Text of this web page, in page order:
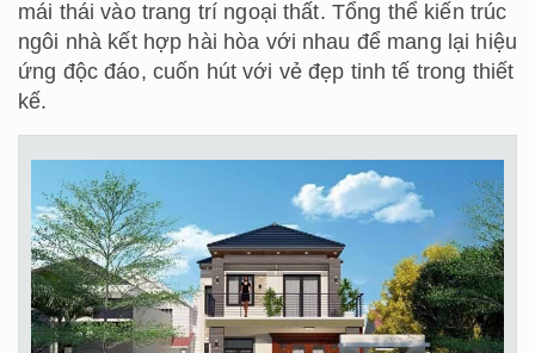
mái thái vào trang trí ngoại thất. Tổng thể kiến trúc
ngôi nhà kết hợp hài hòa với nhau để mang lại hiệu
ứng độc đáo, cuốn hút với vẻ đẹp tinh tế trong thiết
kế.